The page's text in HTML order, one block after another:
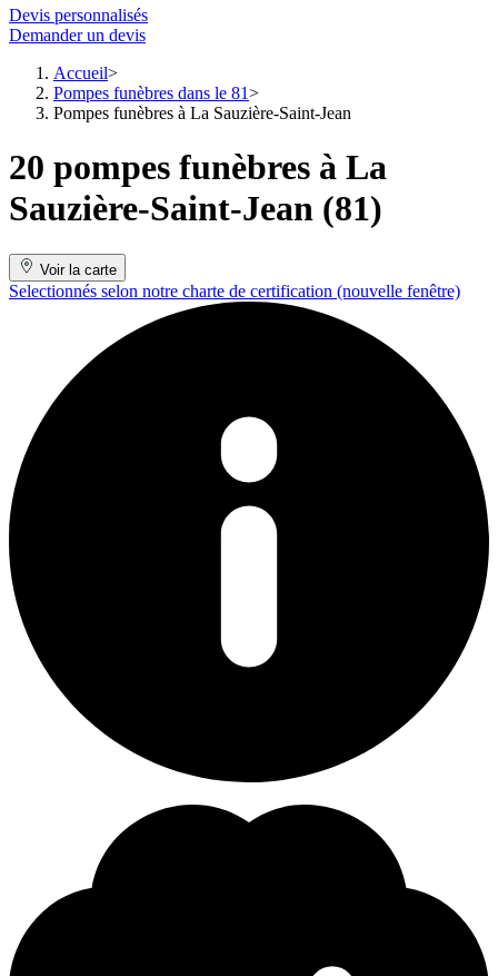
Devis personnalisés
Demander un devis
Accueil
Pompes funèbres dans le 81
Pompes funèbres à La Sauzière-Saint-Jean
20 pompes funèbres à La
Sauzière-Saint-Jean (81)
Voir la carte
Selectionnés selon notre charte de certification (nouvelle fenêtre)